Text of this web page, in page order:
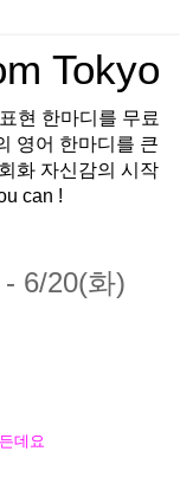
Tokyo
현 한마디를 무료
영어 한마디를 큰
화 자신감의 시작
can !
6/20(화)
데요